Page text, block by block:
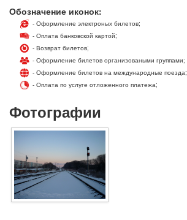
Обозначение иконок:
- Оформление электроных билетов;
- Оплата банковской картой;
- Возврат билетов;
- Оформление билетов организоваными группами;
- Оформление билетов на международные поезда;
- Оплата по услуге отложенного платежа;
Фотографии